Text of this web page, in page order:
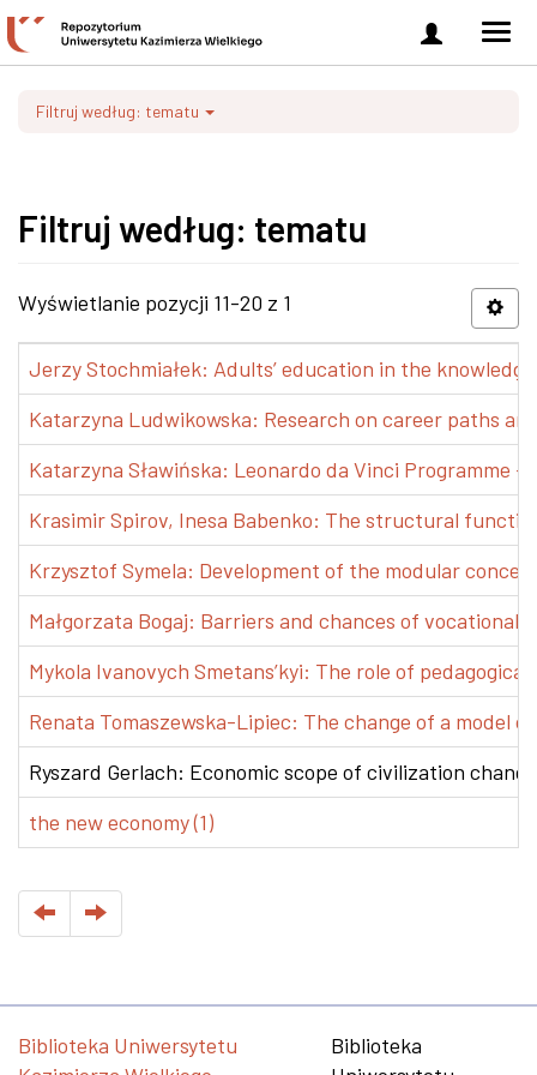
Zaloguj
się
Filtruj według: tematu
Filtruj według: tematu
Wyświetlanie pozycji 11-20 z 1
Jerzy Stochmiałek: Adults’ education in the
Katarzyna Ludwikowska: Research on career paths
Katarzyna Sławińska: Leonardo da Vinci Programme
Krasimir Spirov, Inesa Babenko: The structural
Krzysztof Symela: Development of the modular
Małgorzata Bogaj: Barriers and chances of vocational
Mykola Ivanovych Smetans’kyi: The role of
Renata Tomaszewska-Lipiec: The change of a model
Ryszard Gerlach: Economic scope of civilization
the new economy (1)
Biblioteka Uniwersytetu
Biblioteka